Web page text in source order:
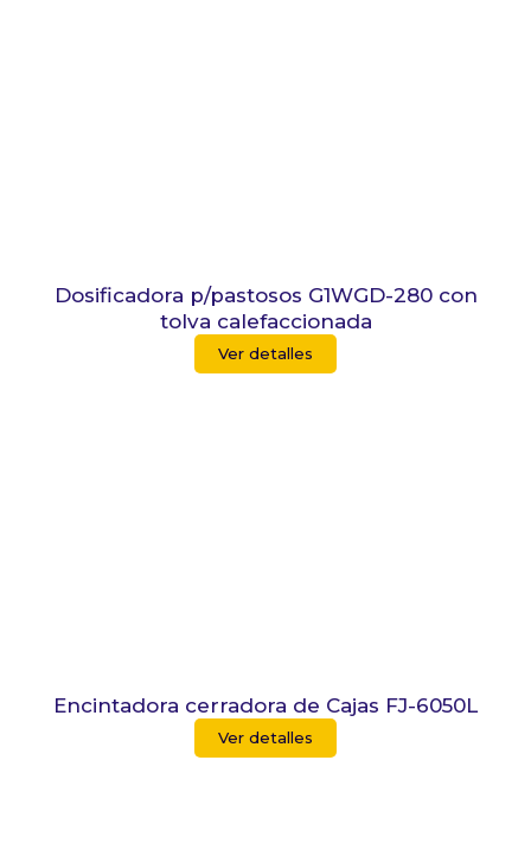
Dosificadora p/pastosos G1WGD-280 con
tolva calefaccionada
Ver detalles
Encintadora cerradora de Cajas FJ-6050L
Ver detalles